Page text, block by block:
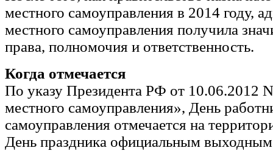
местного самоуправления в 2014 году,
местного самоуправления получила
права, полномочия и ответственность.
Когда отмечается
По указу Президента РФ от 10.06.2012
местного самоуправления», День
самоуправления отмечается на
День праздника официальным выходным